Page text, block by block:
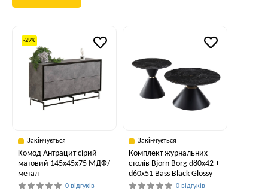
-29%
Закінчується
Комод Антрацит сірий
матовий 145x45x75 МДФ/
метал
0 відгуків
Закінчується
Комплект журнальних
столів Bjorn Borg d80х42 +
d60х51 Bass Black Glossy
0 відгуків